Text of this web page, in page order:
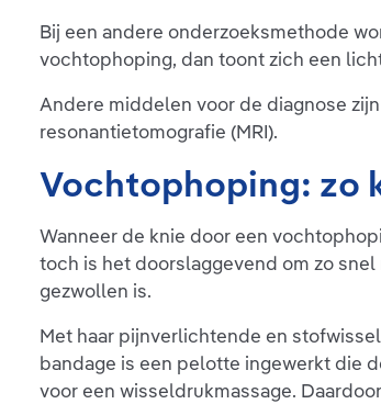
Bij een andere onderzoeksmethode
vochtophoping, dan toont zich een
Andere middelen voor de diagnose zijn
resonantietomografie (MRI).
Vochtophoping: zo
Wanneer de knie door een
toch is het doorslaggevend om zo snel
gezwollen is.
Met haar pijnverlichtende en
bandage is een pelotte ingewerkt die
voor een wisseldrukmassage.